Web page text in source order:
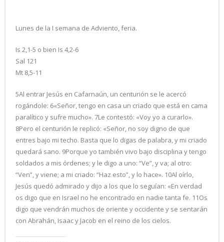
Lunes de la I semana de Adviento, feria.
Is 2,1-5 o bien Is 4,2-6
Sal 121
Mt 8,5-11
5Al entrar Jesús en Cafarnaún, un centurión se le acercó
rogándole: 6«Señor, tengo en casa un criado que está en cama
paralítico y sufre mucho». 7Le contestó: «Voy yo a curarlo».
8Pero el centurión le replicó: «Señor, no soy digno de que
entres bajo mi techo. Basta que lo digas de palabra, y mi criado
quedará sano. 9Porque yo también vivo bajo disciplina y tengo
soldados a mis órdenes; y le digo a uno: “Ve”, y va; al otro:
“Ven”, y viene; a mi criado: “Haz esto”, y lo hace». 10Al oírlo,
Jesús quedó admirado y dijo a los que lo seguían: «En verdad
os digo que en Israel no he encontrado en nadie tanta fe. 11Os
digo que vendrán muchos de oriente y occidente y se sentarán
con Abrahán, Isaac y Jacob en el reino de los cielos.